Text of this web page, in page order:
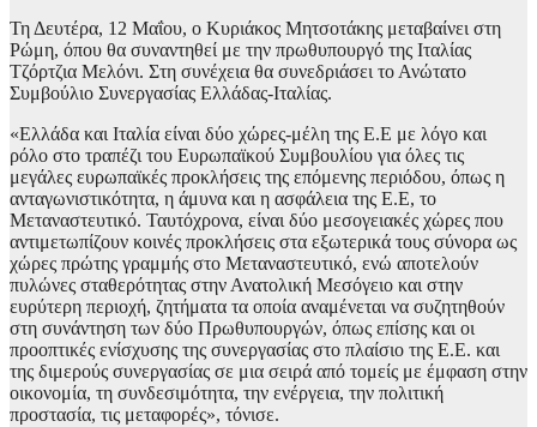
Τη Δευτέρα, 12 Μαΐου, ο Κυριάκος Μητσοτάκης μεταβαίνει στη
Ρώμη, όπου θα συναντηθεί με την πρωθυπουργό της Ιταλίας
Τζόρτζια Μελόνι. Στη συνέχεια θα συνεδριάσει το Ανώτατο
Συμβούλιο Συνεργασίας Ελλάδας-Ιταλίας.
«Ελλάδα και Ιταλία είναι δύο χώρες-μέλη της Ε.Ε με λόγο και
ρόλο στο τραπέζι του Ευρωπαϊκού Συμβουλίου για όλες τις
μεγάλες ευρωπαϊκές προκλήσεις της επόμενης περιόδου, όπως η
ανταγωνιστικότητα, η άμυνα και η ασφάλεια της Ε.Ε, το
Μεταναστευτικό. Ταυτόχρονα, είναι δύο μεσογειακές χώρες που
αντιμετωπίζουν κοινές προκλήσεις στα εξωτερικά τους σύνορα ως
χώρες πρώτης γραμμής στο Μεταναστευτικό, ενώ αποτελούν
πυλώνες σταθερότητας στην Ανατολική Μεσόγειο και στην
ευρύτερη περιοχή, ζητήματα τα οποία αναμένεται να συζητηθούν
στη συνάντηση των δύο Πρωθυπουργών, όπως επίσης και οι
προοπτικές ενίσχυσης της συνεργασίας στο πλαίσιο της Ε.Ε. και
της διμερούς συνεργασίας σε μια σειρά από τομείς με έμφαση στην
οικονομία, τη συνδεσιμότητα, την ενέργεια, την πολιτική
προστασία, τις μεταφορές», τόνισε.